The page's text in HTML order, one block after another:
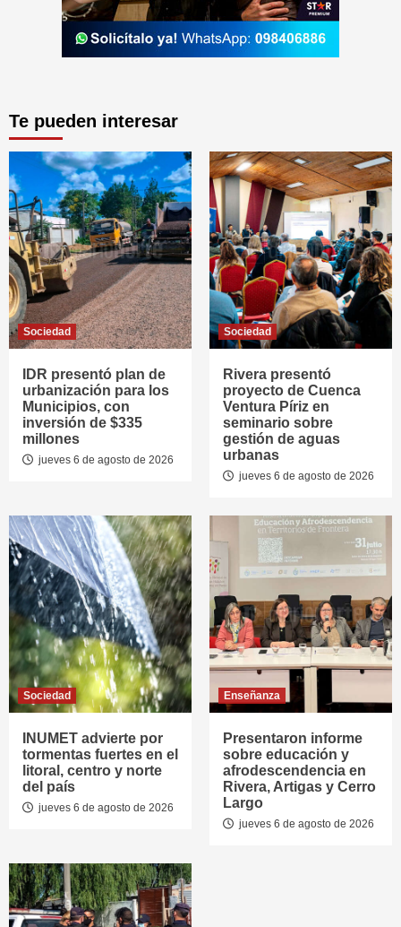
Te pueden interesar
Sociedad
IDR presentó plan de
urbanización para los
Municipios, con
inversión de $335
millones
jueves 6 de agosto de 2026
Sociedad
Rivera presentó
proyecto de Cuenca
Ventura Píriz en
seminario sobre
gestión de aguas
urbanas
jueves 6 de agosto de 2026
Sociedad
INUMET advierte por
tormentas fuertes en el
litoral, centro y norte
del país
jueves 6 de agosto de 2026
Enseñanza
Presentaron informe
sobre educación y
afrodescendencia en
Rivera, Artigas y Cerro
Largo
jueves 6 de agosto de 2026